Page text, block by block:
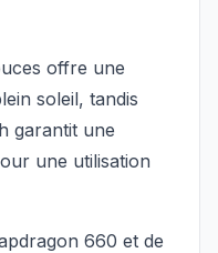
offre une
soleil, tandis
garantit une
une utilisation
660 et de